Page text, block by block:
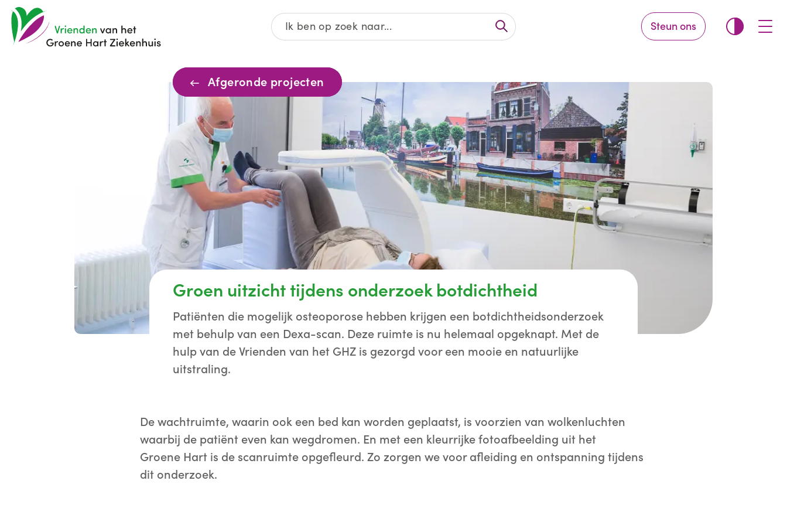
Steun ons
Afgeronde projecten
Groen uitzicht tijdens onderzoek botdichtheid
Patiënten die mogelijk osteoporose hebben krijgen een botdichtheidsonderzoek
met behulp van een Dexa-scan. Deze ruimte is nu helemaal opgeknapt. Met de
hulp van de Vrienden van het GHZ is gezorgd voor een mooie en natuurlijke
uitstraling.
De wachtruimte, waarin ook een bed kan worden geplaatst, is voorzien van wolkenluchten
waarbij de patiënt even kan wegdromen. En met een kleurrijke fotoafbeelding uit het
Groene Hart is de scanruimte opgefleurd. Zo zorgen we voor afleiding en ontspanning tijdens
dit onderzoek.